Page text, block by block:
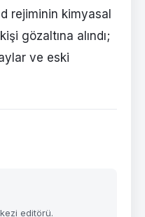
rejiminin kimyasal
gözaltına alındı;
ve eski
editörü.